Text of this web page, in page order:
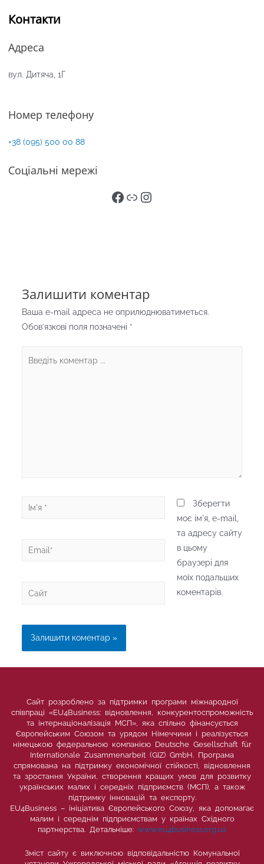
Контакти
Адреса
вул. Дитяча, 1Г
Номер телефону
+38 (095) 500 00 88
Соціальні мережі
Facebook Link Instagram
Залишити коментар
Ваша e-mail адреса не оприлюднюватиметься.
Обов’язкові поля позначені *
коментар
Ім'я
Email*
Сайт
Зберегти
моє ім'я, e-mail,
та адресу сайту
в цьому
браузері для
моїх подальших
коментарів.
Сайт розроблено за підтримки програми міжнародної
співпраці «EU4Business: відновлення, конкурентоспроможність
та інтернаціоналізація МСП», яка спільно фінансується
Європейським Союзом та урядом Німеччини і реалізується
німецькою федеральною компанією Deutsche Gesellschaft für
Internationale Zusammenarbeit (GIZ) GmbH. Програма
спрямована на підтримку економічної стійкості, відновлення
та зростання України, створення кращих умов для розвитку
українських малих і середніх підприємств (МСП), а також
підтримку інновацій та експорту.
EU4Business – ініціатива Європейського Союзу, яка допомагає
малим і середнім підприємствам у країнах Східного
партнерства. Детальніше: www.eu4business.org.ua
Зміст сайту є виключною відповідальністю Комунальної